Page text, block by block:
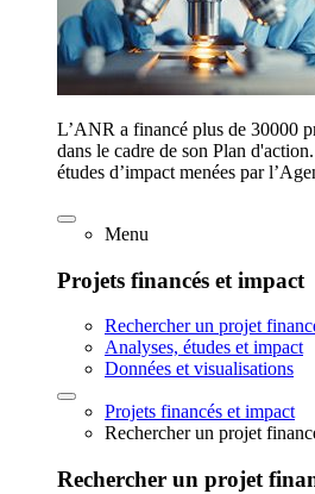
L’ANR a financé plus de 30000
dans le cadre de son Plan
études d’impact menées par
Menu
Projets financés et impact
Rechercher un projet
Analyses, études et impact
Données et visualisations
Projets financés et impact
Rechercher un projet
Rechercher un projet